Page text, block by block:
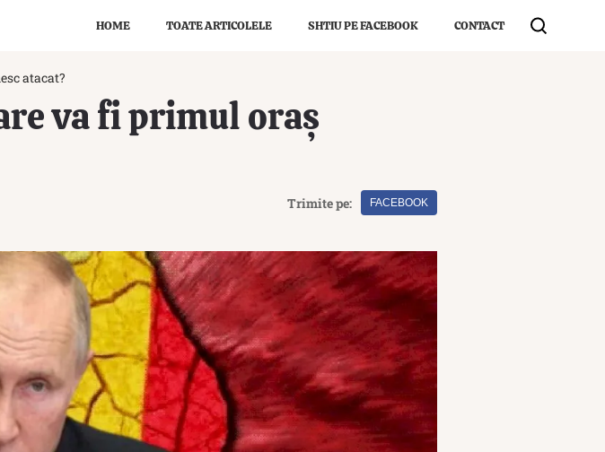
HOME TOATE ARTICOLELE SHTIU PE FACEBOOK CONTACT
atacat?
va fi primul oraș
Trimite pe: FACEBOOK